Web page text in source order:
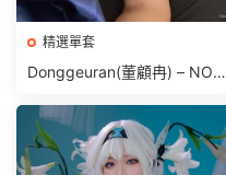
精選單套
Donggeuran(董顧冉) – NO.0
[657P69V-1.14GB]